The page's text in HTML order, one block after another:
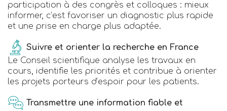
participation à des congrès et colloques : mieux
informer, c’est favoriser un diagnostic plus rapide
et une prise en charge plus adaptée.
Suivre et orienter la recherche en France
Le Conseil scientifique analyse les travaux en
cours, identifie les priorités et contribue à orienter
les projets porteurs d’espoir pour les patients.
Transmettre une information fiable et